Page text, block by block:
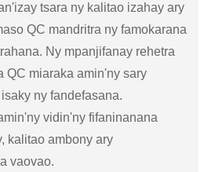
tsara ny kalitao izahay ary
QC mandritra ny famokarana
Ny mpanjifanay rehetra
QC miaraka amin'ny sary
ny fandefasana.
vidin'ny fifaninanana
kalitao ambony ary
vaovao.